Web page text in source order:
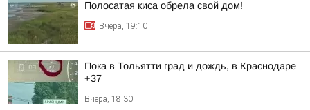
Полосатая киса обрела свой дом!
Вчера, 19:10
Пока в Тольятти град и дождь, в Краснодаре
+37
Вчера, 18:30